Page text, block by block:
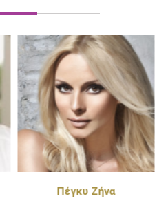
Πέγκυ Ζήνα